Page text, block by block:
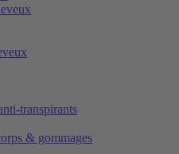
transpirants
& gommages